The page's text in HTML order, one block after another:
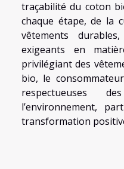
traçabilité du coton
chaque étape, de la
vêtements
exigeants en
privilégiant des
bio, le
respectueuses
l’environnement,
transformation